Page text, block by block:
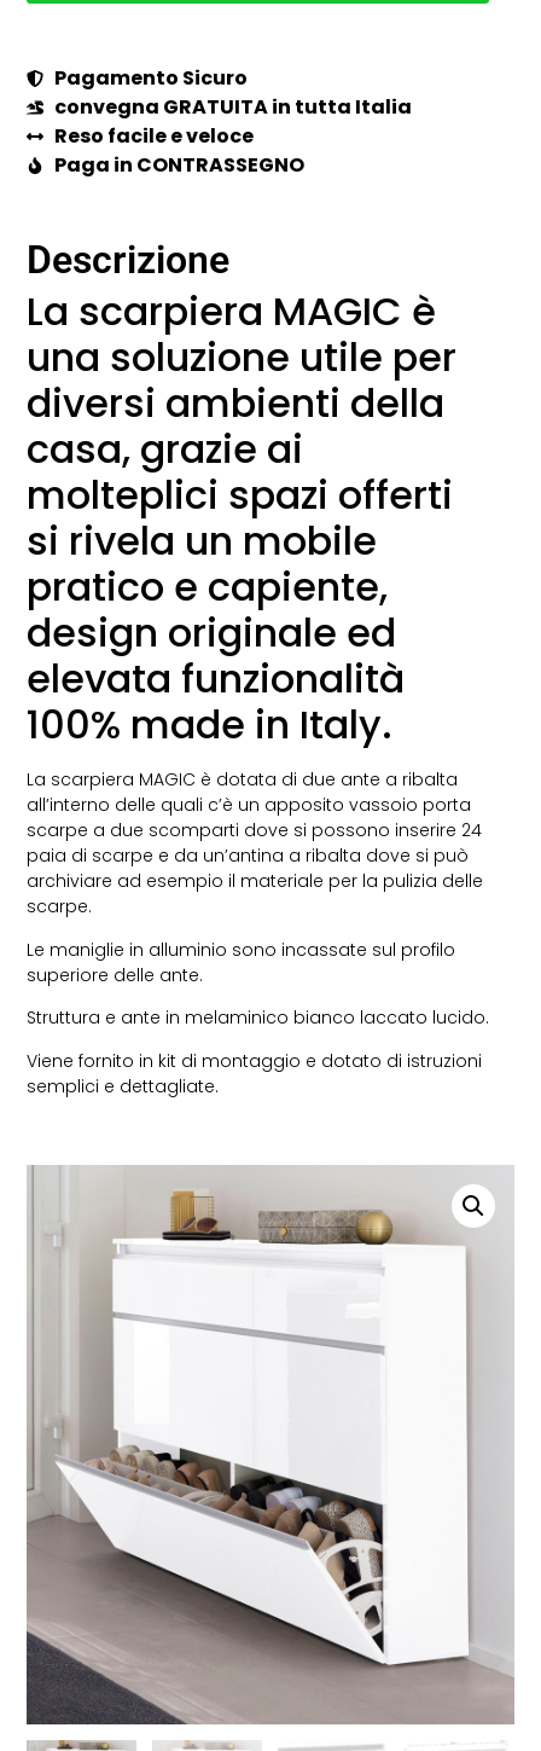
Pagamento Sicuro
convegna GRATUITA in tutta Italia
Reso facile e veloce
Paga in CONTRASSEGNO
Descrizione
La scarpiera MAGIC è
una soluzione utile per
diversi ambienti della
casa, grazie ai
molteplici spazi offerti
si rivela un mobile
pratico e capiente,
design originale ed
elevata funzionalità
100% made in Italy.
La scarpiera MAGIC è dotata di due ante a ribalta
all’interno delle quali c’è un apposito vassoio porta
scarpe a due scomparti dove si possono inserire 24
paia di scarpe e da un’antina a ribalta dove si può
archiviare ad esempio il materiale per la pulizia delle
scarpe.
Le maniglie in alluminio sono incassate sul profilo
superiore delle ante.
Struttura e ante in melaminico bianco laccato lucido.
Viene fornito in kit di montaggio e dotato di istruzioni
semplici e dettagliate.